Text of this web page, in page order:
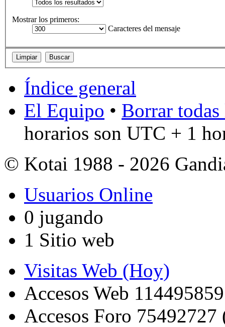
Mostrar los primeros:
Caracteres del mensaje
Índice general
El Equipo • Borrar
horarios son UTC + 1
© Kotai 1988 - 2026
Usuarios Online
0 jugando
1 Sitio web
Visitas Web (Hoy)
Accesos Web
Accesos Foro 75492727